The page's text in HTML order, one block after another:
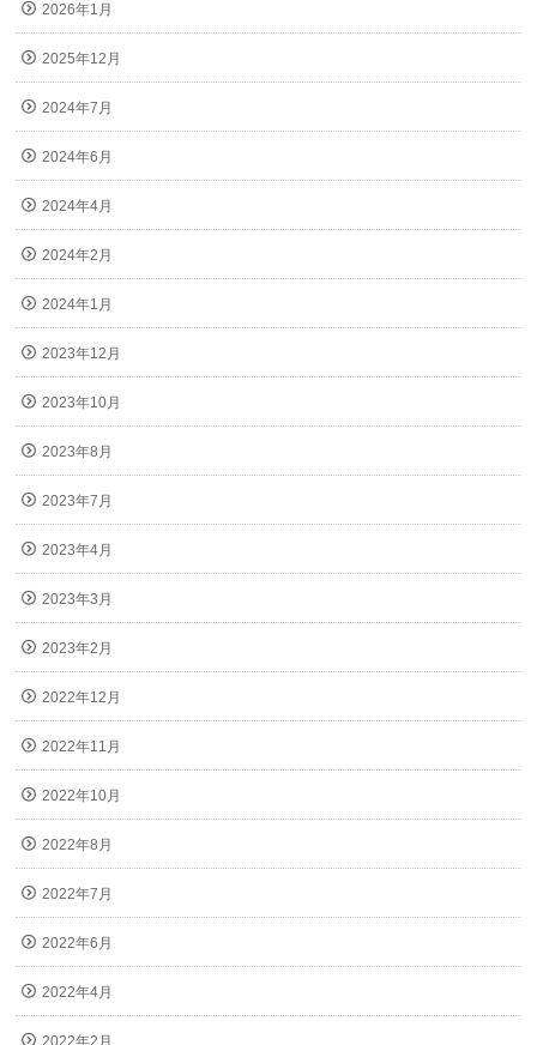
2026年1月
2025年12月
2024年7月
2024年6月
2024年4月
2024年2月
2024年1月
2023年12月
2023年10月
2023年8月
2023年7月
2023年4月
2023年3月
2023年2月
2022年12月
2022年11月
2022年10月
2022年8月
2022年7月
2022年6月
2022年4月
2022年2月